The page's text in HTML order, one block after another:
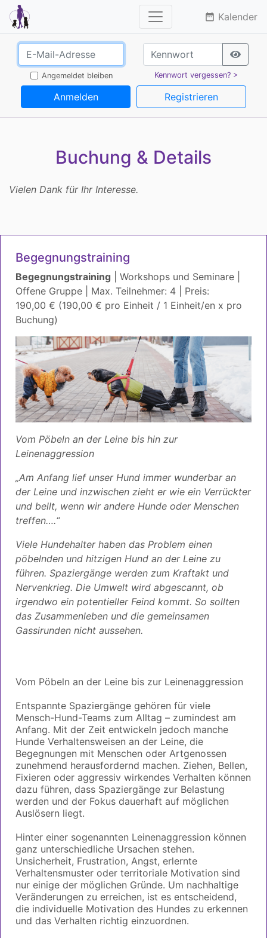
date_range Kalender
Angemeldet bleiben Kennwort vergessen? >
Anmelden Registrieren
Buchung & Details
Vielen Dank für Ihr Interesse.
Begegnungstraining
Begegnungstraining | Workshops und Seminare |
Offene Gruppe | Max. Teilnehmer: 4 | Preis:
190,00 € (190,00 € pro Einheit / 1 Einheit/en x pro
Buchung)
Vom Pöbeln an der Leine bis hin zur
Leinenaggression
„Am Anfang lief unser Hund immer wunderbar an
der Leine und inzwischen zieht er wie ein Verrückter
und bellt, wenn wir andere Hunde oder Menschen
treffen….“
Viele Hundehalter haben das Problem einen
pöbelnden und hitzigen Hund an der Leine zu
führen. Spaziergänge werden zum Kraftakt und
Nervenkrieg. Die Umwelt wird abgescannt, ob
irgendwo ein potentieller Feind kommt. So sollten
das Zusammenleben und die gemeinsamen
Gassirunden nicht aussehen.
Vom Pöbeln an der Leine bis zur Leinenaggression
Entspannte Spaziergänge gehören für viele
Mensch-Hund-Teams zum Alltag – zumindest am
Anfang. Mit der Zeit entwickeln jedoch manche
Hunde Verhaltensweisen an der Leine, die
Begegnungen mit Menschen oder Artgenossen
zunehmend herausfordernd machen. Ziehen, Bellen,
Fixieren oder aggressiv wirkendes Verhalten können
dazu führen, dass Spaziergänge zur Belastung
werden und der Fokus dauerhaft auf möglichen
Auslösern liegt.
Hinter einer sogenannten Leinenaggression können
ganz unterschiedliche Ursachen stehen.
Unsicherheit, Frustration, Angst, erlernte
Verhaltensmuster oder territoriale Motivation sind
nur einige der möglichen Gründe. Um nachhaltige
Veränderungen zu erreichen, ist es entscheidend,
die individuelle Motivation des Hundes zu erkennen
und das Verhalten richtig einzuordnen.